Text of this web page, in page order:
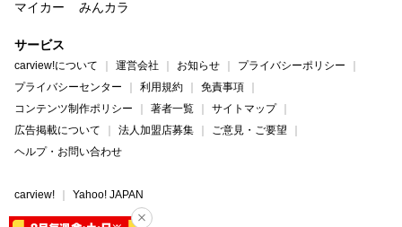
マイカー
みんカラ
サービス
carview!について 運営会社 お知らせ
プライバシーポリシー
プライバシーセンター
利用規約
免責事項
コンテンツ制作ポリシー
著者一覧
サイトマップ
広告掲載について
法人加盟店募集
ご意見・ご要望
ヘルプ・お問い合わせ
carview! Yahoo! JAPAN